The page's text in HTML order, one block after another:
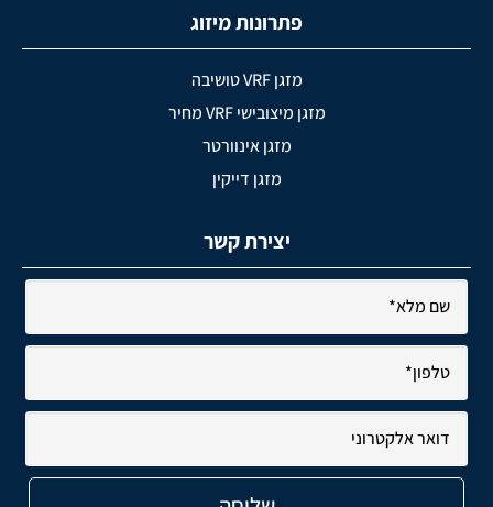
פתרונות מיזוג
מזגן VRF טושיבה
מזגן מיצובישי VRF מחיר
מזגן אינוורטר
מזגן דייקין
יצירת קשר